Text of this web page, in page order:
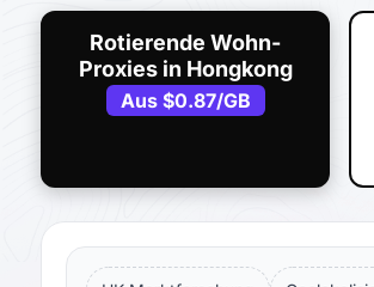
Rotierende Wohn-
Proxies in Hongkong
Aus $0.87/GB